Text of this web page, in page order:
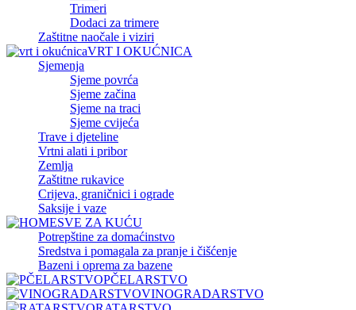
Trimeri
Dodaci za trimere
Zaštitne naočale i viziri
VRT I OKUĆNICA
Sjemenja
Sjeme povrća
Sjeme začina
Sjeme na traci
Sjeme cvijeća
Trave i djeteline
Vrtni alati i pribor
Zemlja
Zaštitne rukavice
Crijeva, graničnici i ograde
Saksije i vaze
SVE ZA KUĆU
Potrepštine za domaćinstvo
Sredstva i pomagala za pranje i čišćenje
Bazeni i oprema za bazene
PČELARSTVO
VINOGRADARSTVO